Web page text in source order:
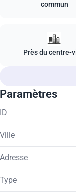
commun
Près du centre-
Paramètres
ID
Ville
Adresse
Type